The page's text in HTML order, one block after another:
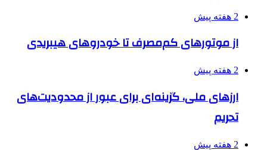
2 هفته پیش
از موتورهای کم‌مصرف تا خودروهای هیبریدی
2 هفته پیش
ارزهای ملی، گزینه‌ای برای عبور از محدودیت‌های
تحریم
2 هفته پیش